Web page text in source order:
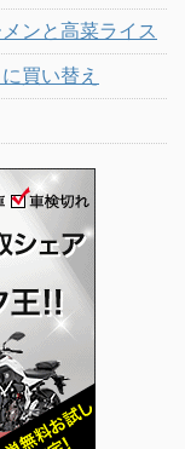
ンと高菜ライス
買い替え